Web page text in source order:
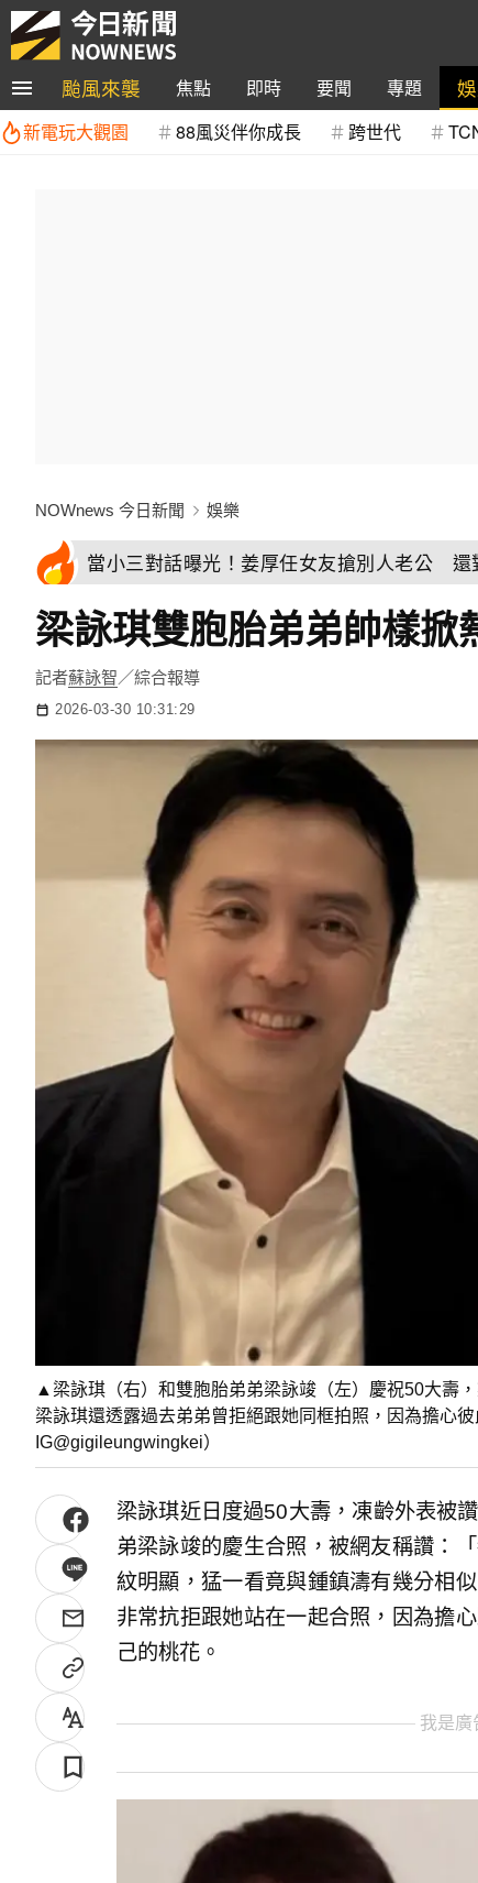
颱風來襲 焦點 即時 要聞 專題
新電玩大觀園
88風災伴你成長 跨世代
NOWnews 今日新聞 娛樂
當小三對話曝光！姜厚任女友搶別人老公 還
梁詠琪雙胞胎弟弟帥樣
記者蘇詠智／綜合報導
2026-03-30 10:31:29
▲梁詠琪（右）和雙胞胎弟弟梁詠竣（左）慶祝50大壽
梁詠琪還透露過去弟弟曾拒絕跟她同框拍照，因為擔心
IG@gigileungwingkei）
梁詠琪近日度過50大壽，凍齡外表被
弟梁詠竣的慶生合照，被網友稱讚：
紋明顯，猛一看竟與鍾鎮濤有幾分相
非常抗拒跟她站在一起合照，因為擔
己的桃花。
我是廣